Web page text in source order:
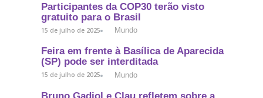
Participantes da COP30 terão visto
gratuito para o Brasil
15 de julho de 2025 Mundo
Feira em frente à Basílica de Aparecida
(SP) pode ser interditada
15 de julho de 2025 Mundo
Bruno Gadiol e Clau refletem sobre a